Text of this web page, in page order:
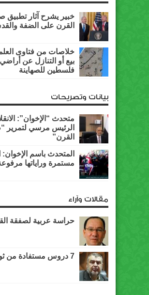
خبير يشرح آثار تطبيق
القرن على الضفة
خلاصات من فتاوى
بيع أو التنازل عن أراضي
فلسطين للصهاينة
بيانات وتصريحات
متحدث “الإخوان”:
الرئيس مرسي لتمرير
القرن”
المتحدث باسم الإخوان:
مستمرة وراياتها
مقالات وآراء
حراسة عربية لصفقة
7 دروس مستفادة من ثورة يناير